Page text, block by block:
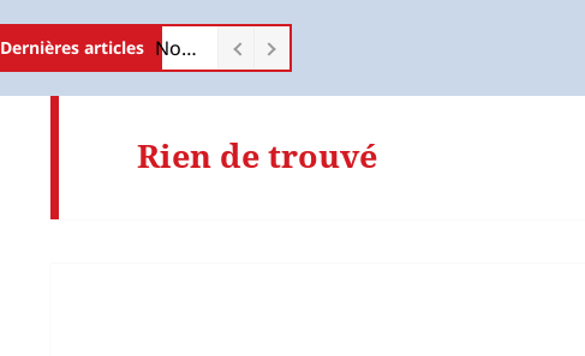
Dernières articles Nos dernières normes
Rien de trouvé